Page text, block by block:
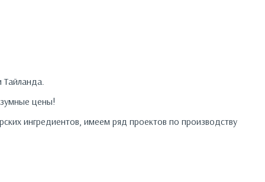
цены!
ингредиентов, имеем ряд проектов по производству